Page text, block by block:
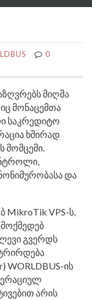
0
მიღმა
მონაცემთა
საკრედიტო
ხშირად
მომცემი.
და
VPS-ს,
გვერდს
WORLDBUS-ის
არის